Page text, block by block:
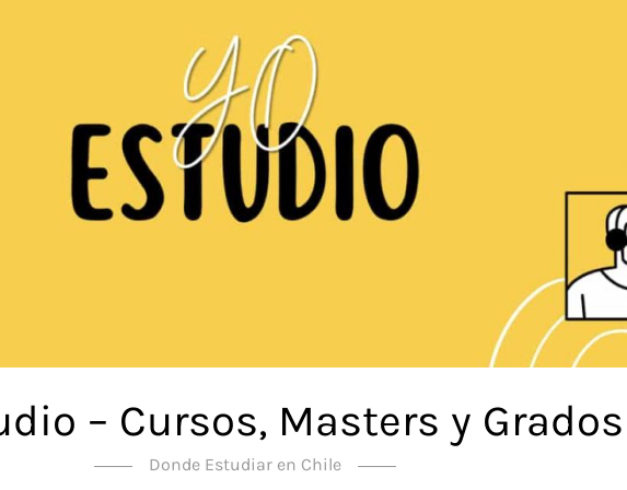
– Cursos, Masters y Grados
Donde Estudiar en Chile